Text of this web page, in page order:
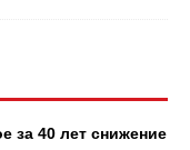
за 40 лет снижение